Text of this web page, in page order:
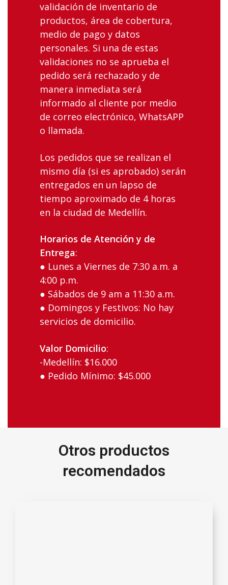
validación de inventario de
productos, área de cobertura,
medio de pago y datos
personales. Si una de estas
validaciones no se aprueba el
pedido será rechazado y de
manera inmediata será
informado al cliente por medio
de correo electrónico, WhatsAPP
o llamada.
Los‌ ‌pedidos‌ ‌que‌ ‌se‌ ‌realizan‌ ‌el‌
‌mismo‌ ‌día‌ (si es aprobado) ‌serán‌
‌entregados‌ ‌en‌ ‌un‌ ‌lapso‌ ‌de
tiempo aproximado ‌de‌ ‌4 ‌horas‌
‌en‌ ‌la‌ ciudad‌ ‌de‌ ‌Medellín‌.
Horarios‌ ‌de‌ ‌Atención‌ ‌y‌ ‌de‌
‌Entrega:‌ ‌
● Lunes‌ ‌a‌ ‌Viernes‌ ‌de‌ ‌7:30‌ ‌a.m.‌ ‌a‌
‌4:00‌ ‌p.m.‌ ‌
● Sábados‌ ‌de‌ ‌9 am‌ ‌a‌ ‌11:30 a.m. ‌
● Domingos‌ ‌y‌ ‌Festivos:‌ ‌No‌ ‌hay‌
‌servicios‌ ‌de‌ ‌domicilio.‌ ‌
Valor‌ ‌Domicilio:‌
-Medellín:‌ ‌$16.000‌ ‌ ‌
● Pedido‌ ‌Mínimo:‌ ‌$45.000‌
Otros productos
recomendados